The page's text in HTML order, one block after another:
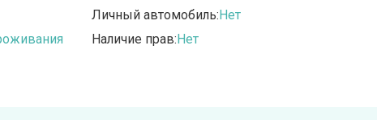
Личный автомобиль:Нет
Наличие прав:Нет